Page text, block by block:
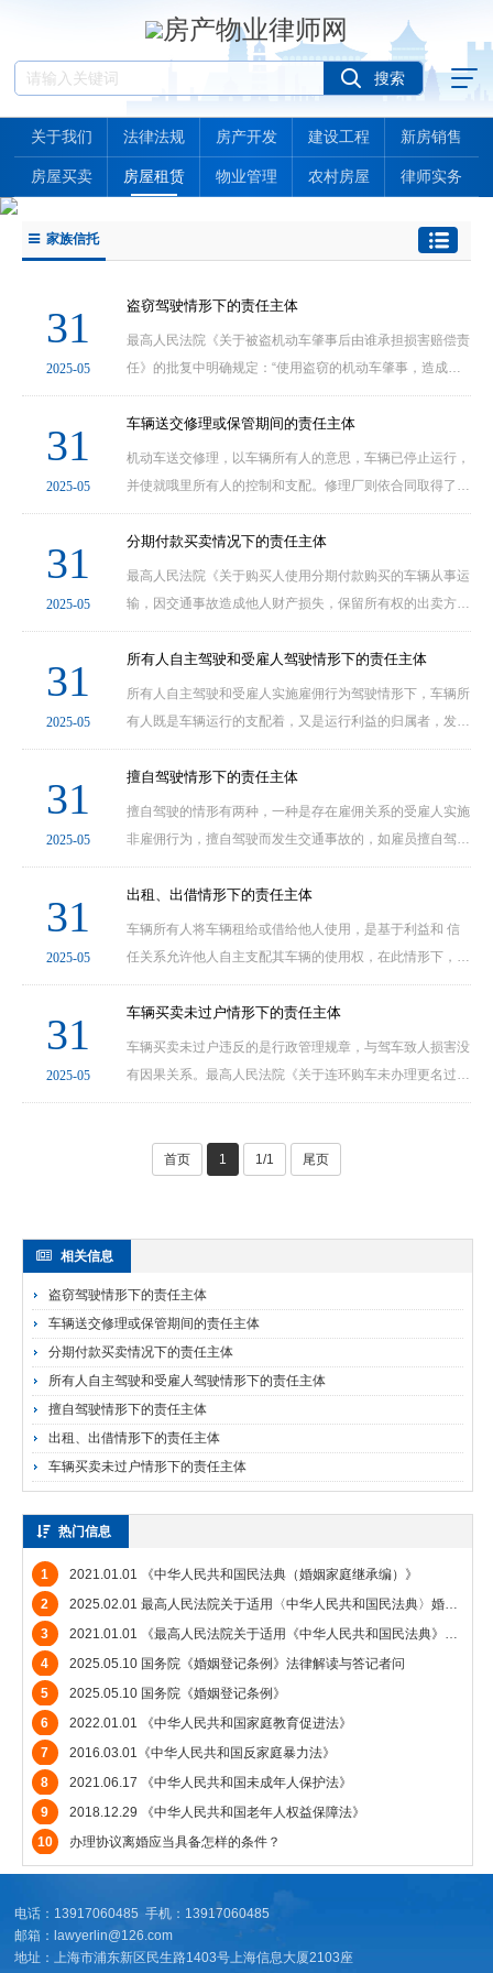
关于我们 法律法规 房产开发 建设工程 新房销售
房屋买卖 房屋租赁 物业管理 农村房屋 律师实务
家族信托
31
2025-05
盗窃驾驶情形下的责任主体
最高人民法院《关于被盗机动车肇事后由谁承担损害赔偿责
任》的批复中明确规定：“使用盗窃的机动车肇事，造成被
伤害物质损失的，肇事人应当依法承担损害赔偿责任，被盗
机动车的所有人不承担赔偿责任。”执行中应当注···
31
2025-05
车辆送交修理或保管期间的责任主体
机动车送交修理，以车辆所有人的意思，车辆已停止运行，
并使就哦里所有人的控制和支配。修理厂则依合同取得了对
该车的控制支配权。修理厂在试车或使用该车辆过程中发生
交通事故造成他人损害，修理厂应当承担赔偿责任···
31
2025-05
分期付款买卖情况下的责任主体
最高人民法院《关于购买人使用分期付款购买的车辆从事运
输，因交通事故造成他人财产损失，保留所有权的出卖方不
应承担民事责任的批复》明确规定：“采取分期付款方式购
车，出卖方在购买方付清全部车款前保留车辆所有···
31
2025-05
所有人自主驾驶和受雇人驾驶情形下的责任主体
所有人自主驾驶和受雇人实施雇佣行为驾驶情形下，车辆所
有人既是车辆运行的支配着，又是运行利益的归属者，发生
交通事故致人损害，应由车辆所有人承担损害赔偿责任。车
辆所有人要承担交通事故的连带赔偿责任。但是车···
31
2025-05
擅自驾驶情形下的责任主体
擅自驾驶的情形有两种，一种是存在雇佣关系的受雇人实施
非雇佣行为，擅自驾驶而发生交通事故的，如雇员擅自驾驶
雇主的车辆，公司职员擅自驾驶公司车辆等，原则上仍然由
车辆所有人承担赔偿责任，所有人承担赔偿责任后···
31
2025-05
出租、出借情形下的责任主体
车辆所有人将车辆租给或借给他人使用，是基于利益和 信
任关系允许他人自主支配其车辆的使用权，在此情形下，车
辆所有人，承租人和借用人都是车辆运行的支配着，同时也
是运行利益的归属者。因此如发生交通事故，承租人···
31
2025-05
车辆买卖未过户情形下的责任主体
车辆买卖未过户违反的是行政管理规章，与驾车致人损害没
有因果关系。最高人民法院《关于连环购车未办理更名过户
手续原车主是否对机动车发生交通事故致人损害承担赔偿责
首页
1 1/1 尾页
相关信息
盗窃驾驶情形下的责任主体
车辆送交修理或保管期间的责任主体
分期付款买卖情况下的责任主体
所有人自主驾驶和受雇人驾驶情形下的责任主体
擅自驾驶情形下的责任主体
出租、出借情形下的责任主体
车辆买卖未过户情形下的责任主体
热门信息
1
2021.01.01 《中华人民共和国民法典（婚姻家庭继承编）》
2
2025.02.01 最高人民法院关于适用〈中华人民共和国民法典〉婚姻家庭编的解释（二）》
3
2021.01.01 《最高人民法院关于适用《中华人民共和国民法典》婚姻家庭编的解释（一）》
4
2025.05.10 国务院《婚姻登记条例》法律解读与答记者问
5
2025.05.10 国务院《婚姻登记条例》
6
2022.01.01 《中华人民共和国家庭教育促进法》
7
2016.03.01《中华人民共和国反家庭暴力法》
8
2021.06.17 《中华人民共和国未成年人保护法》
9
2018.12.29 《中华人民共和国老年人权益保障法》
10
办理协议离婚应当具备怎样的条件？
电话：13917060485 手机：13917060485
邮箱：lawyerlin@126.com
地址：上海市浦东新区民生路1403号上海信息大厦2103座